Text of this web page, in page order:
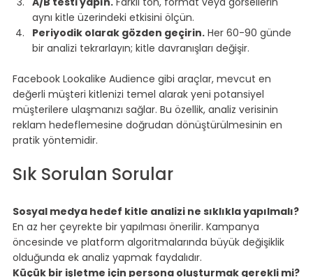
aynı kitle üzerindeki etkisini ölçün.
Periyodik olarak gözden geçirin. Her 60-90 günde
bir analizi tekrarlayın; kitle davranışları değişir.
Facebook Lookalike Audience gibi araçlar, mevcut en
değerli müşteri kitlenizi temel alarak yeni potansiyel
müşterilere ulaşmanızı sağlar. Bu özellik, analiz verisinin
reklam hedeflemesine doğrudan dönüştürülmesinin en
pratik yöntemidir.
Sık Sorulan Sorular
Sosyal medya hedef kitle analizi ne sıklıkla yapılmalı?
En az her çeyrekte bir yapılması önerilir. Kampanya
öncesinde ve platform algoritmalarında büyük değişiklik
olduğunda ek analiz yapmak faydalıdır.
Küçük bir işletme için persona oluşturmak gerekli mi?